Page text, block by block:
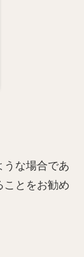
うな場合であ
ことをお勧め